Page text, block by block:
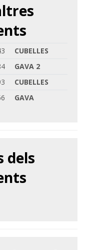
CUBELLES
GAVA 2
CUBELLES
GAVA
dels